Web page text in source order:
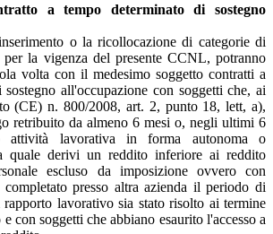
a tempo determinato di sostegno
o la ricollocazione di categorie di
per la vigenza del presente CCNL, potranno
volta con il medesimo soggetto contratti a
all'occupazione con soggetti che, ai
(CE) n. 800/2008, art. 2, punto 18, lett, a),
retribuito da almeno 6 mesi o, negli ultimi 6
attività lavorativa in forma autonoma o
quale derivi un reddito inferiore ai reddito
escluso da imposizione ovvero con
completato presso altra azienda il periodo di
lavorativo sia stato risolto ai termine
con soggetti che abbiano esaurito l'accesso a